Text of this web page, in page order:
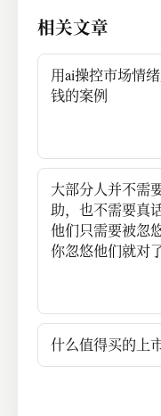
相关文章
用ai操控市场情
钱的案例
大部分人并不需
助，也不需要真话
他们只需要被忽悠
你忽悠他们就对了
什么值得买的上